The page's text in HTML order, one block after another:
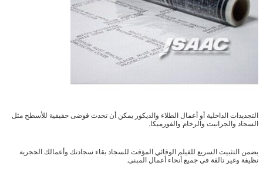
التجديدات الداخلية أو أعمال الطلاء والديكور يمكن أن تحدث فوضى حقيقية للأسطح مثل
السجاد والجرانيت والرخام والفورميكا.
يضمن التثبيت السريع للفيلم الوقائي المؤقت للسجاد بقاء سجادتك وأعمالك الحجرية
نظيفة وغير تالفة في جميع أنحاء أعمال المبنى.